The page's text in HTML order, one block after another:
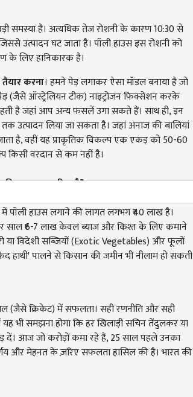
समस्या है। अत्यधिक तेज रोशनी के कारण 10:30 से
उत्पादन घट जाता है। पॉली हाउस इस रोशनी को
के लिए हानिकारक है।
तैयार करना। हमने पेड़ लगाकर ऐसा मॉडल बनाया है जो
(जैसे ऑस्ट्रेलियन टीक) नाइट्रोजन फिक्सेशन करके
है जहां आप अन्य फसलें उगा सकते हैं। साथ ही, इन
उत्पादन लिया जा सकता है। जहां अनाज की बालियां
है, वहीं यह प्राकृतिक विकल्प एक एकड़ को 50-60
किसी वरदान से कम नहीं है।
व्यावहारिक है?
लिए भरपूर पैसा है, लेकिन आम किसान के लिए यह
हाउस लगाने की लागत लगभग ₹40 लाख है।
साल ₹6-7 लाख केवल ब्याज और किश्त के लिए कमाने
विदेशी सब्जियों (Exotic Vegetables) और फूलों
हाथी' पालने से किसान की जमीन भी नीलाम हो सकती
(जैसे क्रिकेट) में सफलता। सही रणनीति और सही
भी समझना होगा कि हर खिलाड़ी सचिन तेंदुलकर या
दें। आज जो करोड़ों कमा रहे हैं, 25 साल पहले उनका
और मेहनत के ज़रिए सफलता हासिल की है। भारत की